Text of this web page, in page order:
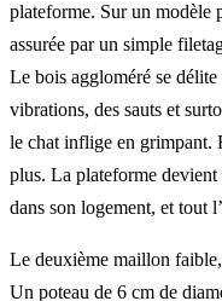
plateforme. Sur un modèle
assurée par un simple
Le bois aggloméré se
vibrations, des sauts et
le chat inflige en grimpant.
plus. La plateforme
dans son logement, et tout
Le deuxième maillon
Un poteau de 6 cm de